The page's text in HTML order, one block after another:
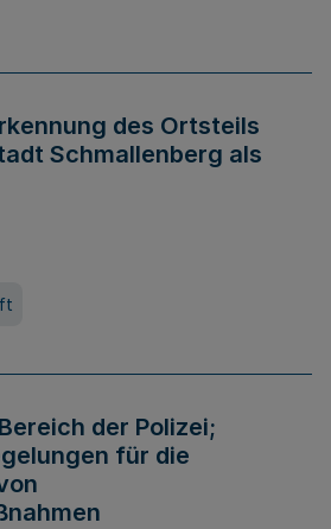
des Ortsteils
Schmallenberg als
der Polizei;
für die